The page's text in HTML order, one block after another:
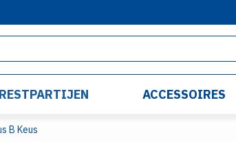
RESTPARTIJEN ACCESSOIRES
B Keus